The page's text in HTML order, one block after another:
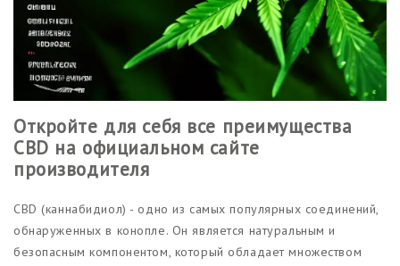
Откройте для себя все преимущества
CBD на официальном сайте
производителя
CBD (каннабидиол) - одно из самых популярных соединений,
обнаруженных в конопле. Он является натуральным и
безопасным компонентом, который обладает множеством